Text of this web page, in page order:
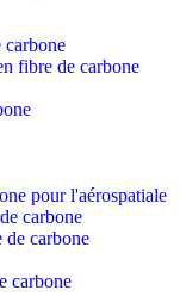
carbone
fibre de carbone
pour l'aérospatiale
carbone
de carbone
carbone